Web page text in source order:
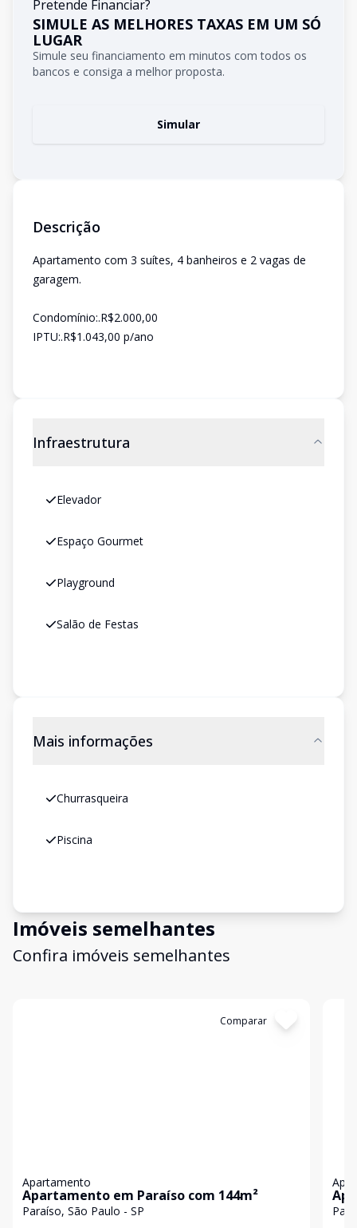
Pretende Financiar?
SIMULE AS MELHORES TAXAS EM UM SÓ
LUGAR
Simule seu financiamento em minutos com todos os
bancos e consiga a melhor proposta.
Simular
Descrição
Apartamento com 3 suítes, 4 banheiros e 2 vagas de
garagem.
Condomínio:.R$2.000,00
IPTU:.R$1.043,00 p/ano
Infraestrutura
Elevador
Espaço Gourmet
Playground
Salão de Festas
Mais informações
Churrasqueira
Piscina
Imóveis semelhantes
Confira imóveis semelhantes
Comparar
Apartamento
Apartamento em Paraíso com 144m²
Paraíso, São Paulo - SP